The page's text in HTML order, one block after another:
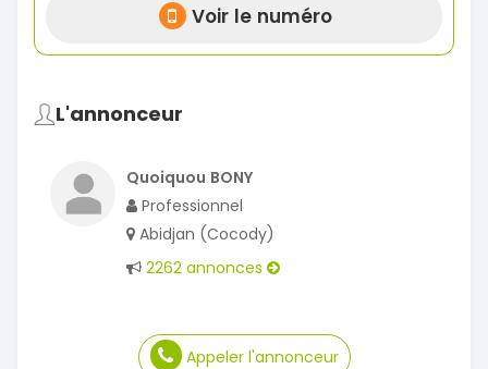
Voir le numéro
L'annonceur
Quoiquou BONY
Professionnel
Abidjan (Cocody)
2262 annonces
Appeler l'annonceur